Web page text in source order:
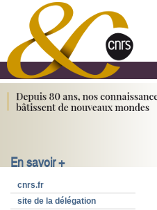
En savoir +
cnrs.fr
site de la délégation